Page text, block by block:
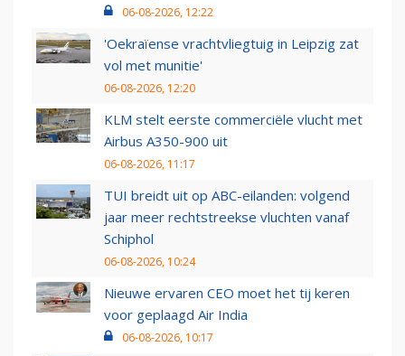
06-08-2026, 12:22
'Oekraïense vrachtvliegtuig in Leipzig zat
vol met munitie'
06-08-2026, 12:20
KLM stelt eerste commerciële vlucht met
Airbus A350-900 uit
06-08-2026, 11:17
TUI breidt uit op ABC-eilanden: volgend
jaar meer rechtstreekse vluchten vanaf
Schiphol
06-08-2026, 10:24
Nieuwe ervaren CEO moet het tij keren
voor geplaagd Air India
06-08-2026, 10:17